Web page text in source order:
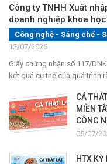
Công ty TNHH Xuất
doanh nghiệp khoa
Công nghệ - Sáng chế -
12/07/2026
Giấy chứng nhận số 117/
kết quả cụ thể của quá trình
CÁ
MIỀN
CÔNG
05/07/
HTX KỲ